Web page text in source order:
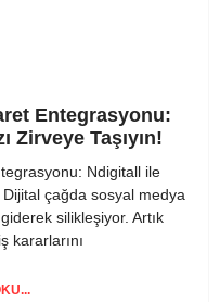
Entegrasyonu:
Zirveye Taşıyın!
Ndigitall ile
Dijital çağda sosyal medya
silikleşiyor. Artık
kararlarını